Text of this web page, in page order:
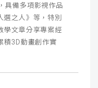
具備多項影視作品
選之人》等，特別
學文章分享專案經
積3D動畫創作實